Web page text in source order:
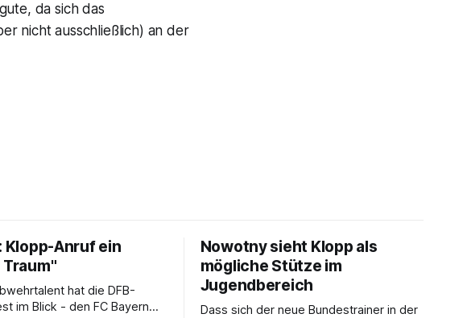
da sich das
nicht ausschließlich) an der
Klopp-Anruf ein
hat die DFB-
im Blick - den FC Bayern
Nowotny sieht Klopp als
mögliche Stütze im
Jugendbereich
Dass sich der neue Bundestrainer in der